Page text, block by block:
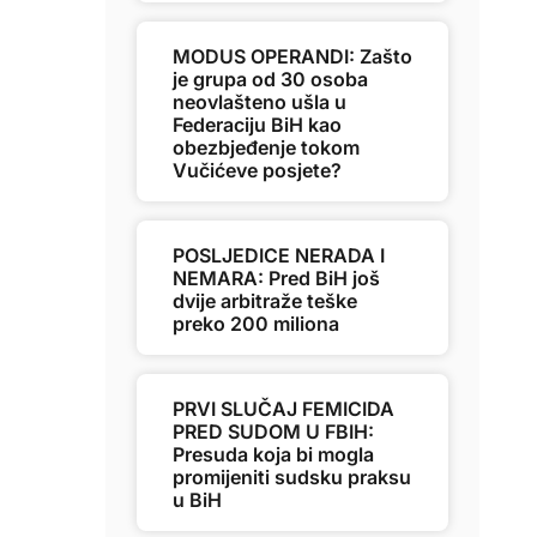
MODUS OPERANDI: Zašto
je grupa od 30 osoba
neovlašteno ušla u
Federaciju BiH kao
obezbjeđenje tokom
Vučićeve posjete?
POSLJEDICE NERADA I
NEMARA: Pred BiH još
dvije arbitraže teške
preko 200 miliona
PRVI SLUČAJ FEMICIDA
PRED SUDOM U FBIH:
Presuda koja bi mogla
promijeniti sudsku praksu
u BiH